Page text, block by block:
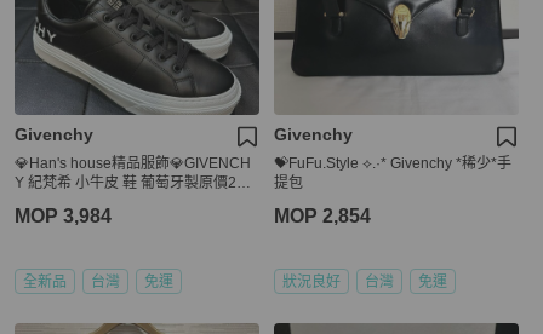
Givenchy
💎Han's house精品服飾💎GIVENCH
Y 紀梵希 小牛皮 鞋 葡萄牙製原價225
MOP 3,984
全新品 台灣 免運
Givenchy
💝FuFu.Style ⟡.·* Givenchy *稀少*手
提包
MOP 2,854
狀況良好 台灣 免運